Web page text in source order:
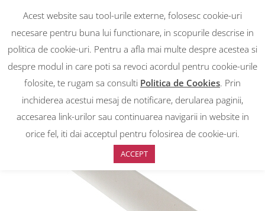
RON
EUR
0
Prima pagină >Magazin>Tub rigid PVC(teava)ignifug, rezistenta 750N
, diam 20, bara 3 M
Acest website sau tool-urile externe, folosesc cookie-uri
necesare pentru buna lui functionare, in scopurile descrise in
politica de cookie-uri. Pentru a afla mai multe despre acestea si
despre modul in care poti sa revoci acordul pentru cookie-urile
folosite, te rugam sa consulti Politica de Cookies. Prin
inchiderea acestui mesaj de notificare, derularea paginii,
accesarea link-urilor sau continuarea navigarii in website in
orice fel, iti dai acceptul pentru folosirea de cookie-uri.
ACCEPT